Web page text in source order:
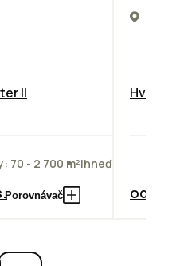
II
70 - 2 700 m²Ihneď
Porovnávač od